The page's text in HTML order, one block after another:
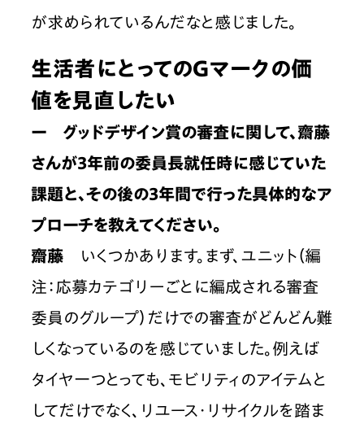
が求められているんだなと感じました。
生活者にとってのGマークの価
値を見直したい
ー　グッドデザイン賞の審査に関して、齋藤
さんが3年前の委員長就任時に感じていた
課題と、その後の3年間で行った具体的なア
プローチを教えてください。
齋藤 いくつかあります。まず、ユニット（編
注：応募カテゴリーごとに編成される審査
委員のグループ）だけでの審査がどんどん難
しくなっているのを感じていました。例えば
タイヤ一つとっても、モビリティのアイテムと
してだけでなく、リユース・リサイクルを踏ま